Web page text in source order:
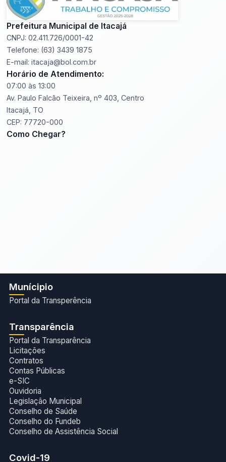
Prefeitura Municipal de Itacajá
CNPJ: 02.411.726/0001-42
Telefone: (63) 3439 1875
E-mail: itacaja@bol.com.br
Horário de Atendimento:
07:00 às 13:00
Av. Paulo Falcão Teixeira, nº 403, Centro
Itacajá, TO
CEP: 77720-000
Como Chegar?
Munícipio
Portal da Transperência
Transparência
Portal da Transparência
Licitações
Contratos
Contas Públicas
e-SIC
Ouvidoria
Legislação Municipal
Conselho de Saúde
Conselho do Fundeb
Conselho de Assistência Social
Covid-19